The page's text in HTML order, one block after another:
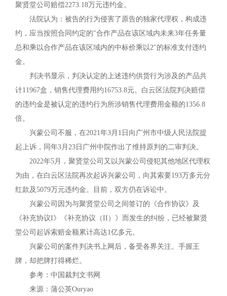
聚贤堂公司赔偿2273.18万元违约金。
法院认为：被告的行为侵害了原告的独家代理权，构成违
约，应当按照合同约定的"合作产品在该区域内未来3年任务量
总和乘以合作产品在该区域内的中标价乘以2"的标准支付违约
金。
判决书显示，判决认定的上述违约供货行为涉及的产品共
计11967盒，销售代理费用约16753.8元。白云区法院判决赔偿
的违约金是被认定的违约行为所涉销售代理费用金额的1356.8
倍。
兴蒙公司不服，在2021年3月1日向广州市中级人民法院提
起上诉，同年3月23日广州中院作出了维持原判的二审判决。
2022年5月，聚贤堂公司又以兴蒙公司侵犯其他地区代理权
为由，在白云区法院再次起诉兴蒙公司，向其索要193万多元分
红款及5079万元违约金。目前，双方仍在诉讼中。
兴蒙公司因为与聚贤堂公司之间签订的《合作协议》及
《补充协议I》《补充协议（II）》而发生的纠纷，已经被聚贤
堂公司起诉索赔金额累计高达1亿多元。
兴蒙公司的案件判决书上网后，备受各界关注。手握王
牌，却把牌打得稀烂。
参考：中国裁判文书网
来源：蒲公英Ouryao